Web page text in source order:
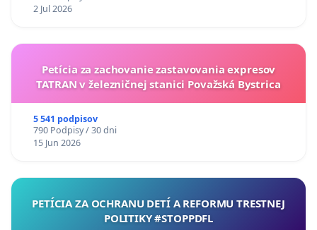
2 Jul 2026
Petícia za zachovanie zastavovania expresov
TATRAN v železničnej stanici Považská Bystrica
5 541 podpisov
790 Podpisy / 30 dni
15 Jun 2026
PETÍCIA ZA OCHRANU DETÍ A REFORMU TRESTNEJ
POLITIKY #STOPPDFL